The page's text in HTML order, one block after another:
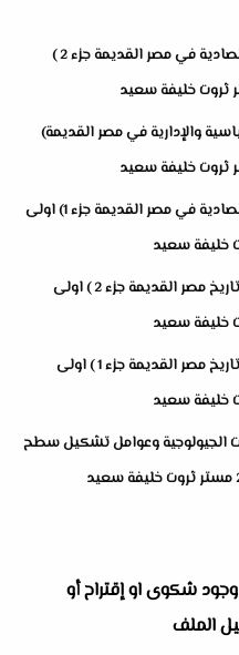
اختبار الكترونى تاريخ (الحياة الاقتصادية في مصر القديمة جزء 2 )
والإدارية في مصر القديمة)
اختبار الكترونى تاريخ (الحياة الاقتصادية في مصر القديمة جزء 1) اولى
اختبار الكترونى تاريخ ( ملامح من تاريخ مصر القديمة جزء 2 ) اولى
اختبار الكترونى تاريخ ( ملامح من تاريخ مصر القديمة جزء 1 ) اولى
الجيولوجية وعوامل تشكيل سطح
شكوى او إقتراح أو
الملف